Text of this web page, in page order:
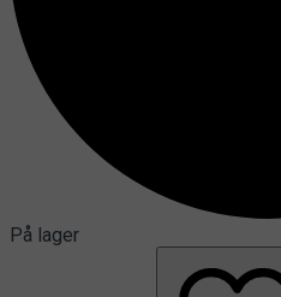
På lager